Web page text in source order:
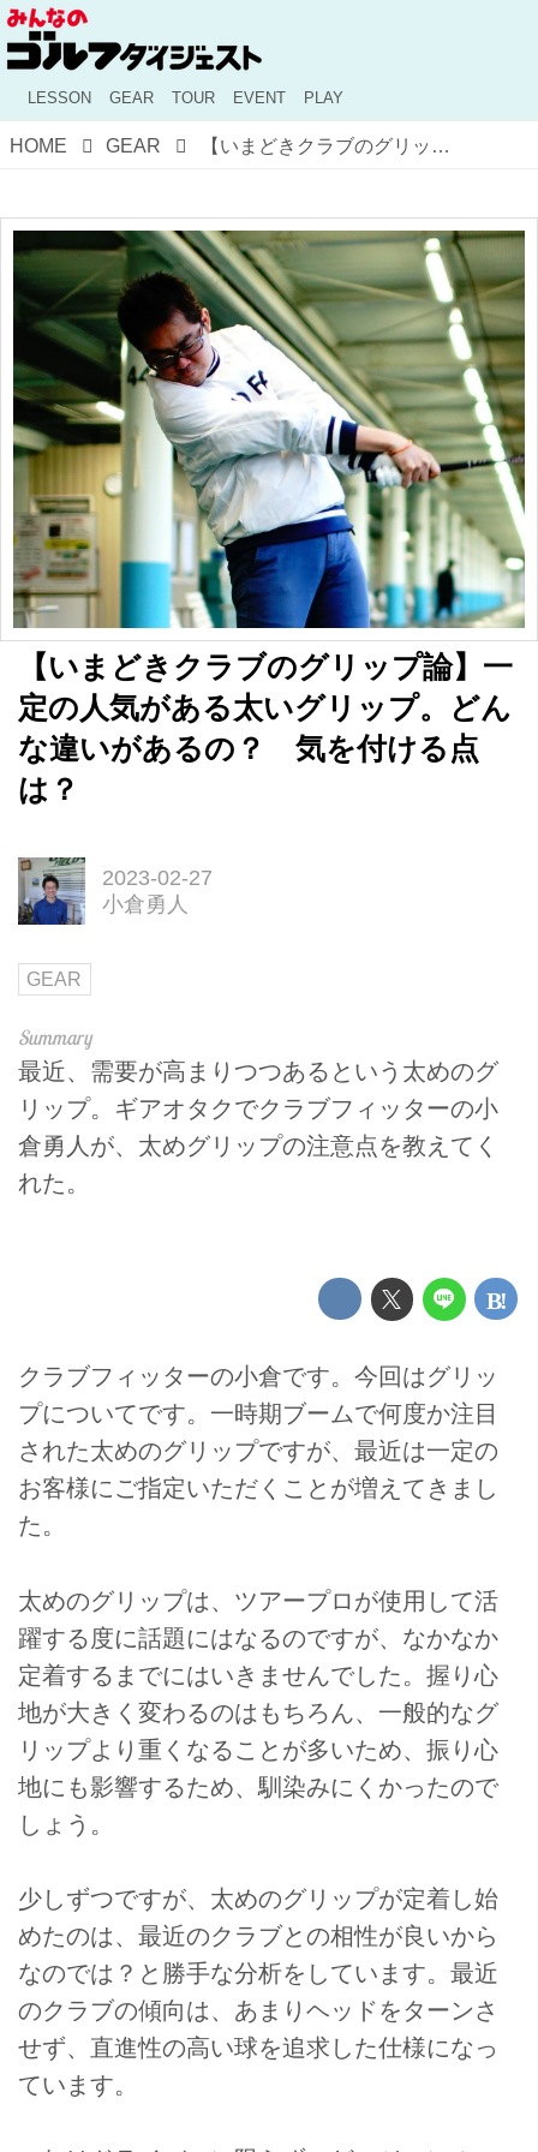
LESSON GEAR TOUR EVENT PLAY
HOME GEAR 【いまどきクラブのグリップ論】一定の人気がある太いグリップ。どんな違いがあるの？ 気を付ける点は？
【いまどきクラブのグリップ論】一
定の人気がある太いグリップ。どん
な違いがあるの？ 気を付ける点
は？
2023-02-27
小倉勇人
GEAR
最近、需要が高まりつつあるという太めのグ
リップ。ギアオタクでクラブフィッターの小
倉勇人が、太めグリップの注意点を教えてく
れた。
クラブフィッターの小倉です。今回はグリッ
プについてです。一時期ブームで何度か注目
された太めのグリップですが、最近は一定の
お客様にご指定いただくことが増えてきまし
た。
太めのグリップは、ツアープロが使用して活
躍する度に話題にはなるのですが、なかなか
定着するまでにはいきませんでした。握り心
地が大きく変わるのはもちろん、一般的なグ
リップより重くなることが多いため、振り心
地にも影響するため、馴染みにくかったので
しょう。
少しずつですが、太めのグリップが定着し始
めたのは、最近のクラブとの相性が良いから
なのでは？と勝手な分析をしています。最近
のクラブの傾向は、あまりヘッドをターンさ
せず、直進性の高い球を追求した仕様になっ
ています。